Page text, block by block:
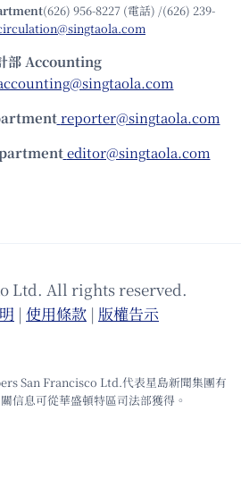
(626) 956-8227 (電話) /(626) 239-
部 Accounting
reporter@singtaola.com
editor@singtaola.com
Ltd. All rights reserved.
| 使⽤條款 | 版權告⽰
San Francisco Ltd.代表星島新聞集團有
信息可從華盛頓特區司法部獲得。